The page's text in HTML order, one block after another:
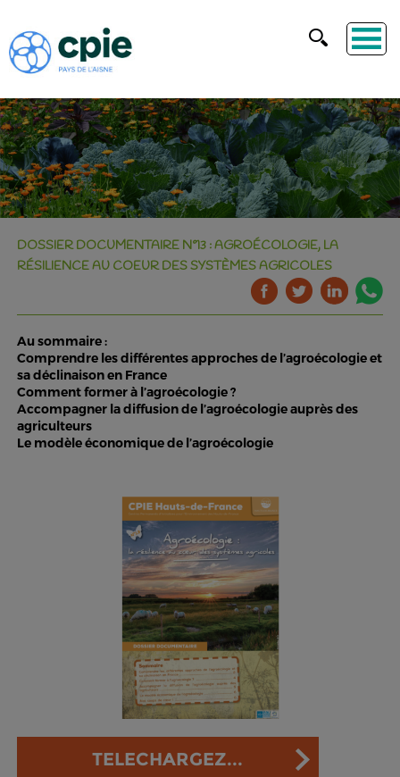
DOSSIER DOCUMENTAIRE N°13 : AGROÉCOLOGIE, LA
RÉSILIENCE AU COEUR DES SYSTÈMES AGRICOLES
Au sommaire :
Comprendre les différentes approches de l’agroécologie et
sa déclinaison en France
Comment former à l’agroécologie ?
Accompagner la diffusion de l’agroécologie auprès des
agriculteurs
Le modèle économique de l’agroécologie
TELECHARGEZ...